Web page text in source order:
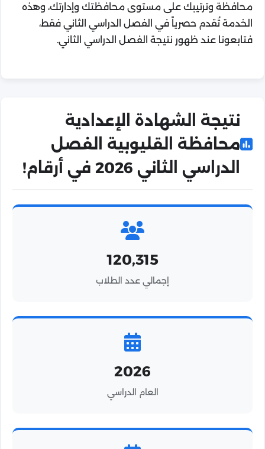
محافظة وترتيبك على مستوى محافظتك وإدارتك، وهذه
الخدمة تُقدم حصرياً في الفصل الدراسي الثاني فقط،
فتابعونا عند ظهور نتيجة الفصل الدراسي الثاني.
نتيجة الشهادة الإعدادية
محافظة القليوبية الفصل
الدراسي الثاني 2026 في أرقام!
120,315
إجمالي عدد الطلاب
2026
العام الدراسي